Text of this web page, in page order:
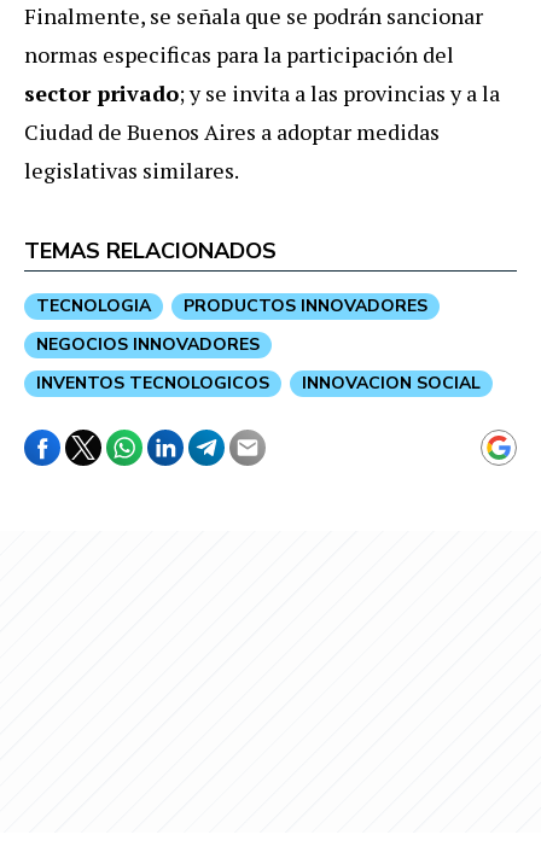
Finalmente, se señala que se podrán sancionar
normas especificas para la participación del
sector privado; y se invita a las provincias y a la
Ciudad de Buenos Aires a adoptar medidas
legislativas similares.
TEMAS RELACIONADOS
TECNOLOGIA
PRODUCTOS INNOVADORES
NEGOCIOS INNOVADORES
INVENTOS TECNOLOGICOS
INNOVACION SOCIAL